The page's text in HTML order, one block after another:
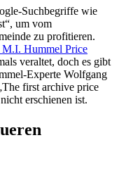
Suchbegriffe wie
um vom
zu profitieren.
Hummel Price
veraltet, doch es gibt
Experte Wolfgang
first archive price
erschienen ist.